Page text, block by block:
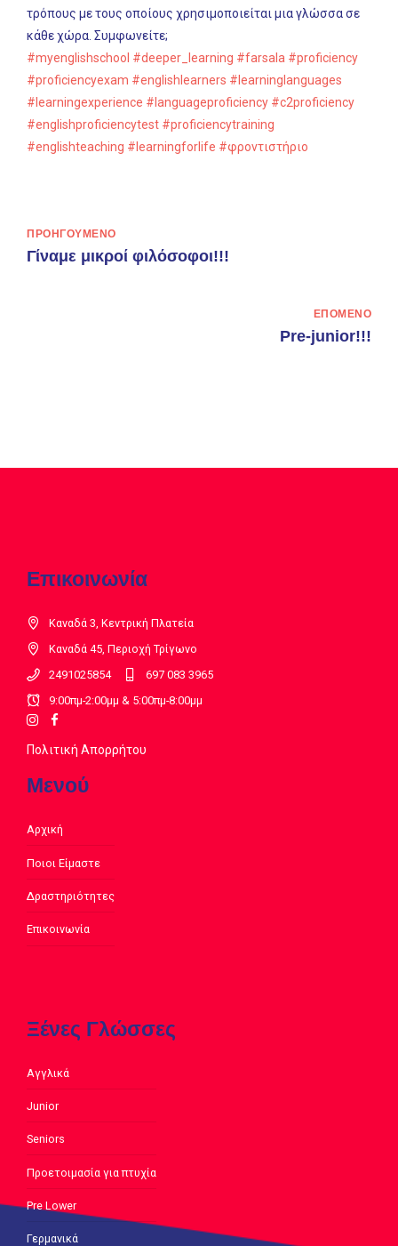
τρόπους με τους οποίους χρησιμοποιείται μια γλώσσα σε
κάθε χώρα. Συμφωνείτε;
#myenglishschool #deeper_learning #farsala #proficiency
#proficiencyexam #englishlearners #learninglanguages
#learningexperience #languageproficiency #c2proficiency
#englishproficiencytest #proficiencytraining
#englishteaching #learningforlife #φροντιστήριο
ΠΡΟΗΓΟΎΜΕΝΟ
Γίναμε μικροί φιλόσοφοι!!!
ΕΠΌΜΕΝΟ
Pre-junior!!!
Επικοινωνία
Καναδά 3, Κεντρική Πλατεία
Καναδά 45, Περιοχή Τρίγωνο
2491025854
697 083 3965
9:00πμ-2:00μμ & 5:00πμ-8:00μμ
Πολιτική Απορρήτου
Μενού
Αρχική
Ποιοι Είμαστε
Δραστηριότητες
Επικοινωνία
Ξένες Γλώσσες
Αγγλικά
Junior
Seniors
Προετοιμασία για πτυχία
Pre Lower
Γερμανικά